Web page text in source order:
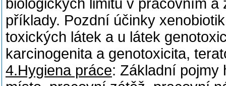
biologických limitů v pracovním
příklady. Pozdní účinky
toxických látek a u látek
karcinogenita a genotoxicita,
4.Hygiena práce: Základní pojmy